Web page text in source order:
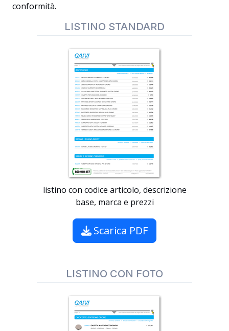
conformità.
LISTINO STANDARD
listino con codice articolo, descrizione
base, marca e prezzi
Scarica PDF
LISTINO CON FOTO